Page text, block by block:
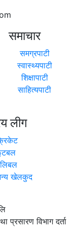
समाचार
समग्रपाटी
स्वास्थ्यपाटी
शिक्षापाटी
साहित्यपाटी
लीग
खेलकुद
विभाग दर्ता